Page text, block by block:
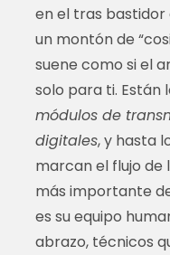
en el tras bastidor
un montón de
suene como si el
solo para ti. Están
módulos de
digitales, y hasta
marcan el flujo de
más importante
es su equipo
abrazo, técnicos